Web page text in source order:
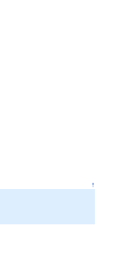
↑